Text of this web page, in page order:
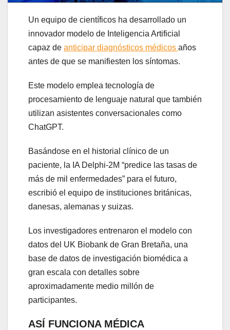
Un equipo de científicos ha desarrollado un
innovador modelo de Inteligencia Artificial
capaz de anticipar diagnósticos médicos años
antes de que se manifiesten los síntomas.
Este modelo emplea tecnología de
procesamiento de lenguaje natural que también
utilizan asistentes conversacionales como
ChatGPT.
Basándose en el historial clínico de un
paciente, la IA Delphi-2M “predice las tasas de
más de mil enfermedades” para el futuro,
escribió el equipo de instituciones británicas,
danesas, alemanas y suizas.
Los investigadores entrenaron el modelo con
datos del UK Biobank de Gran Bretaña, una
base de datos de investigación biomédica a
gran escala con detalles sobre
aproximadamente medio millón de
participantes.
ASÍ FUNCIONA MÉDICA